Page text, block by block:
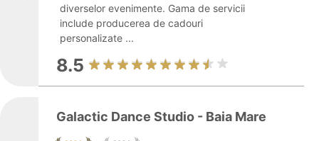
diverselor evenimente. Gama de servicii
include producerea de cadouri
personalizate ...
8.5
Galactic Dance Studio - Baia Mare